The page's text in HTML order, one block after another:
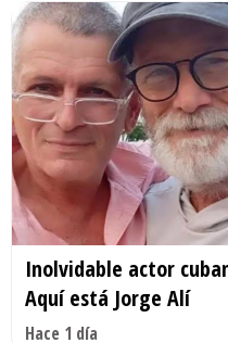
Inolvidable actor
Aquí está Jorge Alí
Hace 1 día